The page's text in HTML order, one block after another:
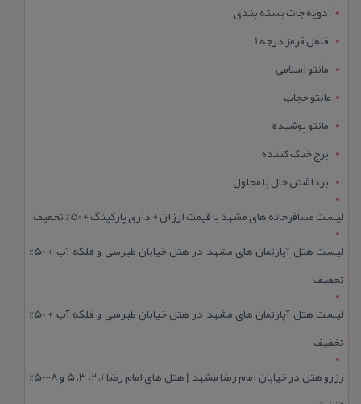
ادویه جات بسته بندی
فلفل قرمز درجه 1
مانتو اسلامی
مانتو حجاب
مانتو پوشیده
برج خنک کننده
برداشتن خال با محلول
لیست مسافرخانه های مشهد با قیمت ارزان + داری پارکینگ + 50% تخفیف
لیست هتل آپارتمان های مشهد در هتل خیابان طبرسی و فلکه آب + 50%
تخفیف
لیست هتل آپارتمان های مشهد در هتل خیابان طبرسی و فلکه آب + 50%
تخفیف
رزرو هتل در خیابان امام رضا مشهد | هتل‌ های امام رضا 1، 2، 3، 5 و 8+50%